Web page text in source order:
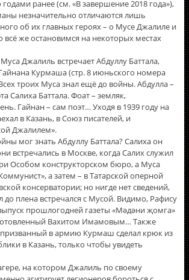
ранее (см. «В завершение 2018 года»),
незначительно отличаются лишь
об их главных героях – о Мусе Джалиле и
же остановимся на некоторых местах
Джалиль встречает Абдуллу Баттала,
Курмаша (стр. 8 июньского номера
троих Муса знал ещё до войны. Абдулла –
Салиха Баттала. Фоат – земляк,
Гайнан – сам поэт… Уходя в 1939 году на
в Казань, в Союз писателей, и
Джалилем».
мог знать Абдуллу Баттала? Салиха он
встречались в Москве, когда Салих служил
Особом конструкторском бюро, а Муса
а затем – в Татарской оперной
консерватории; но нигде нет сведений,
до плена встречался с Мусой. Видимо, Рафису
прошлогодней газеты «Мәдәни җомга»
Вахитом Имамовым… Также
в армию Курмаш сделал крюк из
в Казань, только чтобы увидеть
на котором Джалиль по своему